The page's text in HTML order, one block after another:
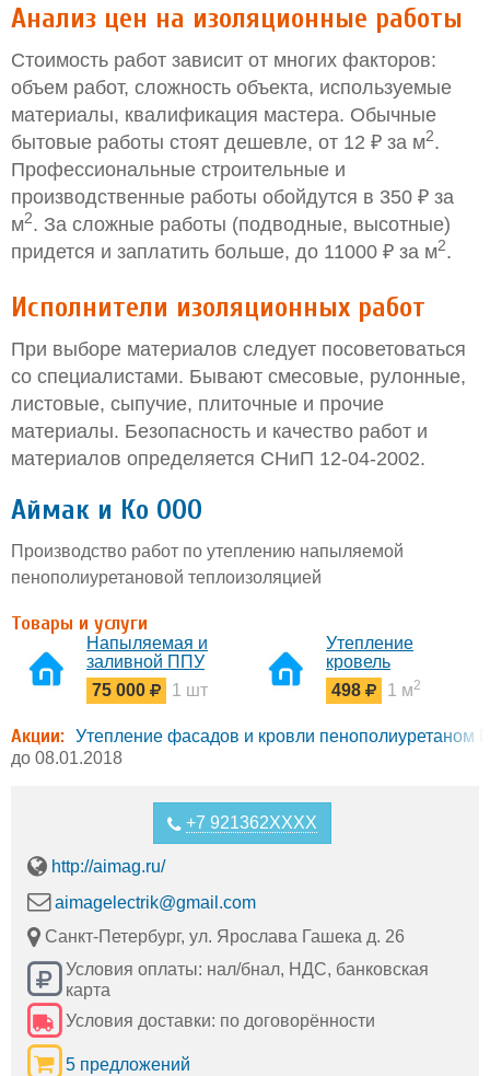
Анализ цен на изоляционные работы
Стоимость работ зависит от многих факторов:
объем работ, сложность объекта, используемые
материалы, квалификация мастера. Обычные
бытовые работы стоят дешевле, от 12 ₽ за м2.
Профессиональные строительные и
производственные работы обойдутся в 350 ₽ за
м2. За сложные работы (подводные, высотные)
придется и заплатить больше, до 11000 ₽ за м2.
Исполнители изоляционных работ
При выборе материалов следует посоветоваться
со специалистами. Бывают смесовые, рулонные,
листовые, сыпучие, плиточные и прочие
материалы. Безопасность и качество работ и
материалов определяется СНиП 12-04-2002.
Аймак и Ко ООО
Производство работ по утеплению напыляемой
пенополиуретановой теплоизоляцией
Товары и услуги
Напыляемая и
заливной ППУ
теплоизоляции с
открытой или
75 000 1 шт
Утепление
кровель
загородных домов
498 1 м2
Акции: Утепление фасадов и кровли пенополиуретаном
до 08.01.2018
+7 921362XXXX
http://aimag.ru/
aimagelectrik@gmail.com
Санкт-Петербург, ул. Ярослава Гашека д. 26
Условия оплаты: нал/бнал, НДС, банковская
карта
Условия доставки: по договорённости
5 предложений